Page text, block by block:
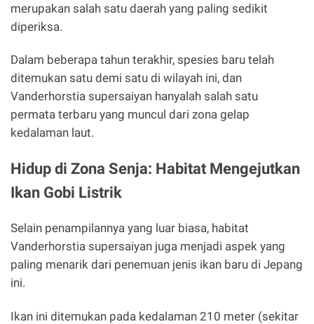
merupakan salah satu daerah yang paling sedikit
diperiksa.
Dalam beberapa tahun terakhir, spesies baru telah
ditemukan satu demi satu di wilayah ini, dan
Vanderhorstia supersaiyan hanyalah salah satu
permata terbaru yang muncul dari zona gelap
kedalaman laut.
Hidup di Zona Senja: Habitat Mengejutkan
Ikan Gobi Listrik
Selain penampilannya yang luar biasa, habitat
Vanderhorstia supersaiyan juga menjadi aspek yang
paling menarik dari penemuan jenis ikan baru di Jepang
ini.
Ikan ini ditemukan pada kedalaman 210 meter (sekitar